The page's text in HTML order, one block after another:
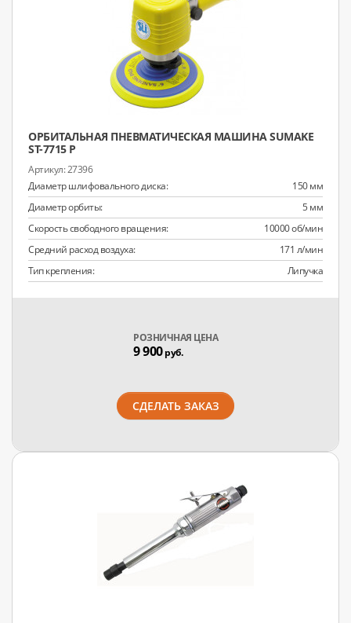
ОРБИТАЛЬНАЯ ПНЕВМАТИЧЕСКАЯ МАШИНА SUMAKE
ST-7715 P
27396
Диаметр шлифовального диска:
150 мм
Диаметр орбиты:
5 мм
Скорость свободного вращения:
10000 об/мин
Средний расход воздуха:
171 л/мин
Тип крепления:
Липучка
РОЗНИЧНАЯ ЦЕНА
9 900руб.
СДЕЛАТЬ ЗАКАЗ